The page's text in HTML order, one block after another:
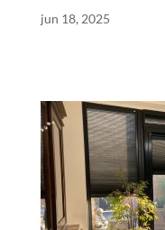
jun 18, 2025